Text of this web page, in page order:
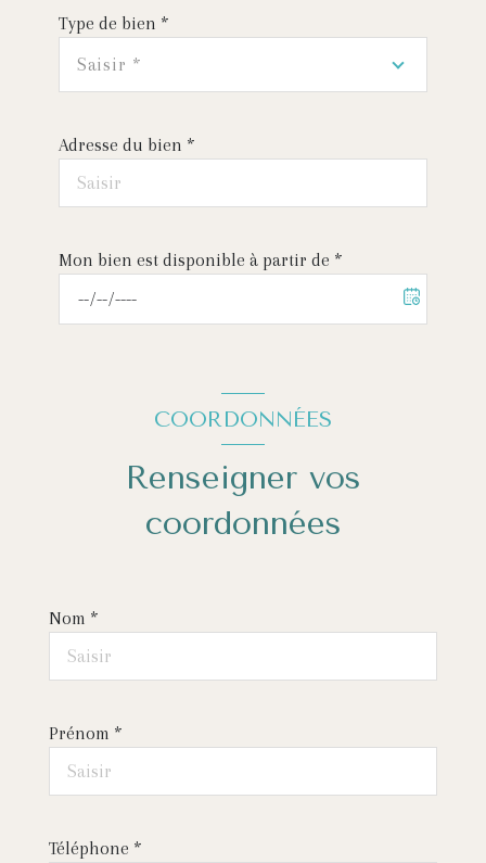
Type de bien *
Saisir *
Adresse du bien *
Mon bien est disponible à partir de *
COORDONNÉES
Renseigner vos
coordonnées
Nom *
Prénom *
Téléphone *